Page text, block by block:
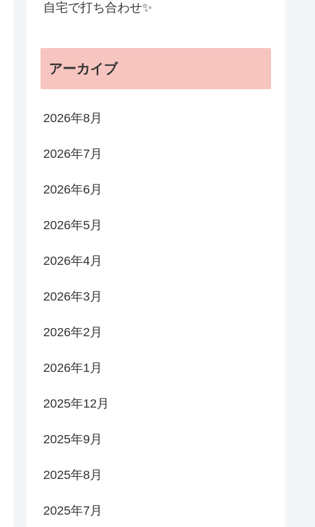
自宅で打ち合わせ✨
アーカイブ
2026年8月
2026年7月
2026年6月
2026年5月
2026年4月
2026年3月
2026年2月
2026年1月
2025年12月
2025年9月
2025年8月
2025年7月